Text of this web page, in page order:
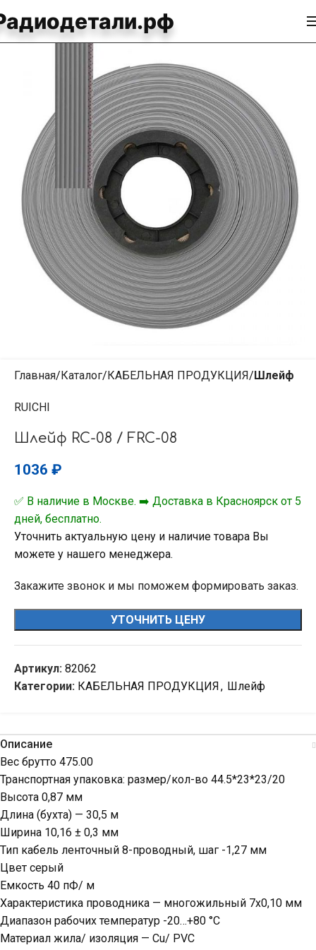
Главная Каталог КАБЕЛЬНАЯ ПРОДУКЦИЯ Шлейф
RUICHI
Шлейф RC-08 / FRC-08
1036 ₽
✅ В наличие в Москве. ➡️ Доставка в Красноярск от 5
дней, бесплатно.
Уточнить актуальную цену и наличие товара Вы
можете у нашего менеджера.
Закажите звонок и мы поможем формировать заказ.
УТОЧНИТЬ ЦЕНУ
Артикул: 82062
Категории: КАБЕЛЬНАЯ ПРОДУКЦИЯ, Шлейф
Описание
Вес брутто 475.00
Транспортная упаковка: размер/кол-во 44.5*23*23/20
Высота 0,87 мм
Длина (бухта) — 30,5 м
Ширина 10,16 ± 0,3 мм
Тип кабель ленточный 8-проводный, шаг -1,27 мм
Цвет серый
Емкость 40 пФ/ м
Характеристика проводника — многожильный 7х0,10 мм
Диапазон рабочих температур -20…+80 °С
Материал жила/ изоляция — Сu/ PVC